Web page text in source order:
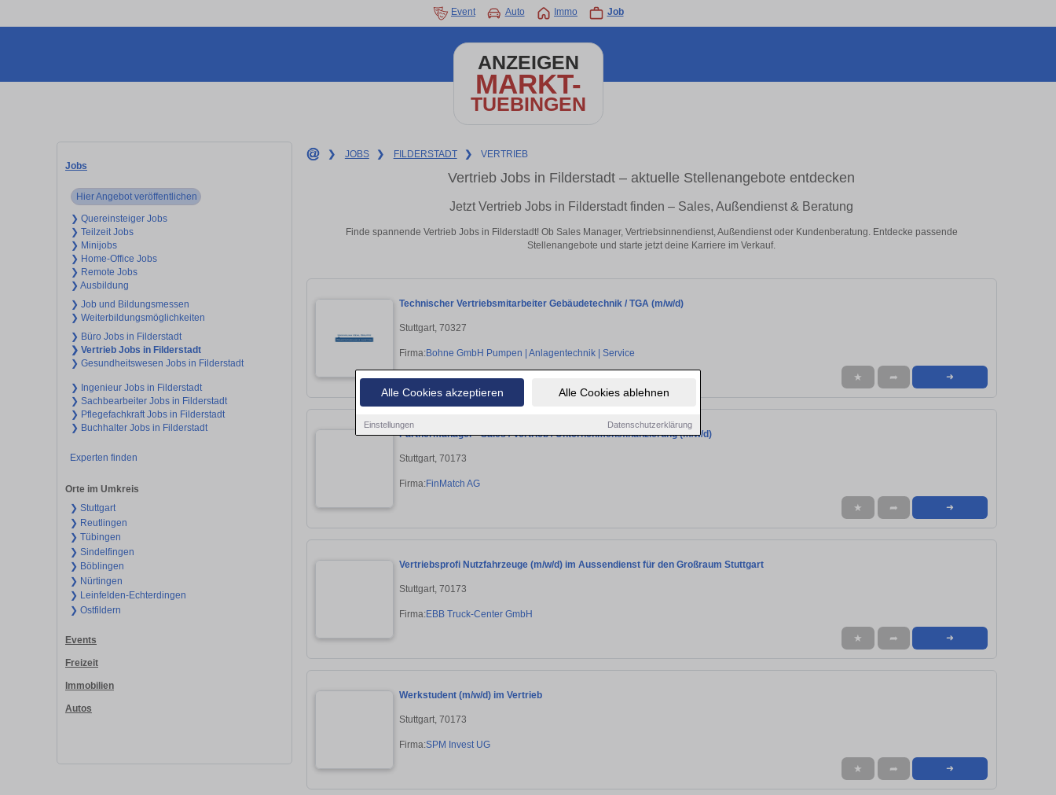
Alle Cookies akzeptieren Alle Cookies ablehnen
Einstellungen Datenschutzerklärung
Event Auto Immo Job
ANZEIGEN
MARKT-
TUEBINGEN
Jobs
Hier Angebot veröffentlichen
❯ Quereinsteiger Jobs
❯ Teilzeit Jobs
❯ Minijobs
❯ Home-Office Jobs
❯ Remote Jobs
❯ Ausbildung
❯ Job und Bildungsmessen
❯ Weiterbildungsmöglichkeiten
❯ Büro Jobs in Filderstadt
❯ Vertrieb Jobs in Filderstadt
❯ Gesundheitswesen Jobs in Filderstadt
❯ Ingenieur Jobs in Filderstadt
❯ Sachbearbeiter Jobs in Filderstadt
❯ Pflegefachkraft Jobs in Filderstadt
❯ Buchhalter Jobs in Filderstadt
Experten finden
Orte im Umkreis
❯ Stuttgart
❯ Reutlingen
❯ Tübingen
❯ Sindelfingen
❯ Böblingen
❯ Nürtingen
❯ Leinfelden-Echterdingen
❯ Ostfildern
Events
Freizeit
Immobilien
Autos
❯ JOBS ❯ FILDERSTADT ❯ VERTRIEB
Vertrieb Jobs in Filderstadt – aktuelle Stellenangebote entdecken
Jetzt Vertrieb Jobs in Filderstadt finden – Sales, Außendienst & Beratung
Finde spannende Vertrieb Jobs in Filderstadt! Ob Sales Manager, Vertriebsinnendienst, Außendienst oder Kundenberatung. Entdecke passende
Stellenangebote und starte jetzt deine Karriere im Verkauf.
Technischer Vertriebsmitarbeiter Gebäudetechnik / TGA (m/w/d)
Stuttgart, 70327
Firma:Bohne GmbH Pumpen | Anlagentechnik | Service
★ ➦ ➜
Partnermanager - Sales / Vertrieb / Unternehmensfinanzierung (m/w/d)
Stuttgart, 70173
Firma:FinMatch AG
★ ➦ ➜
Vertriebsprofi Nutzfahrzeuge (m/w/d) im Aussendienst für den Großraum Stuttgart
Stuttgart, 70173
Firma:EBB Truck-Center GmbH
★ ➦ ➜
Werkstudent (m/w/d) im Vertrieb
Stuttgart, 70173
Firma:SPM Invest UG
★ ➦ ➜